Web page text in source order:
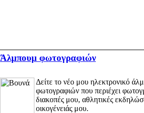
Άλμπουμ φωτογραφιών
Δείτε το νέο μου ηλεκτρονικό
φωτογραφιών που περιέχει
διακοπές μου, αθλητικές
οικογένειάς μου.